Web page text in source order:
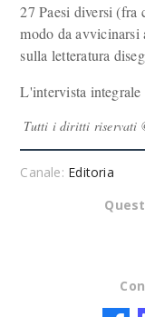
27 Paesi diversi (fra
modo da avvicinarsi
sulla letteratura
L'intervista
Tutti i diritti riservati
Canale: Editoria